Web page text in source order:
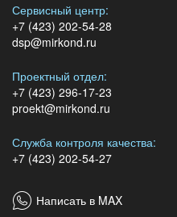
Сервисный центр:
+7 (423) 202-54-28
dsp@mirkond.ru
Проектный отдел:
+7 (423) 296-17-23
proekt@mirkond.ru
Служба контроля качества:
+7 (423) 202-54-27
Написать в MAX